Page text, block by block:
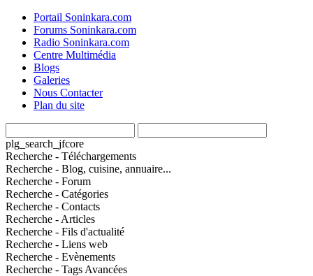
Portail Soninkara.com
Forums Soninkara.com
Radio Soninkara.com
Centre Multimédia
Blogs
Galeries
Nous Contacter
Plan du site
plg_search_jfcore
Recherche - Téléchargements
Recherche - Blog, cuisine, annuaire...
Recherche - Forum
Recherche - Catégories
Recherche - Contacts
Recherche - Articles
Recherche - Fils d'actualité
Recherche - Liens web
Recherche - Evènements
Recherche - Tags Avancées